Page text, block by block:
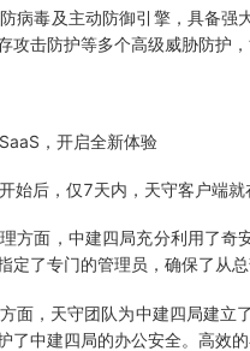
病毒及主动防御引擎，具备强
攻击防护等多个高级威胁防护
，开启全新体验
始后，仅7天内，天守客户端就
方面，中建四局充分利用了奇
定了专门的管理员，确保了从
面，天守团队为中建四局建立
了中建四局的办公安全。高效